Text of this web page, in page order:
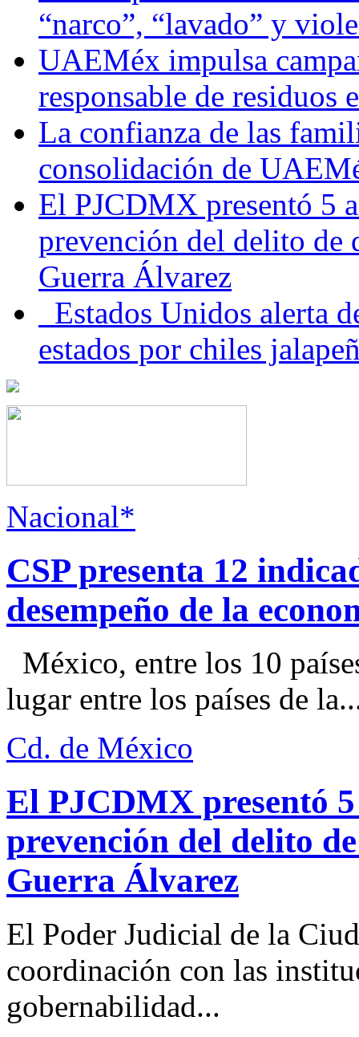
“narco”, “lavado” y
UAEMéx impulsa
responsable de residuos
La confianza de las
consolidación de
El PJCDMX presentó 5
prevención del delito de
Guerra Álvarez
Estados Unidos alerta
estados por chiles
Nacional*
CSP presenta 12
desempeño de la
México, entre los 10
lugar entre los países de
Cd. de México
El PJCDMX presentó
prevención del delito
Guerra Álvarez
El Poder Judicial de la
coordinación con las
gobernabilidad...